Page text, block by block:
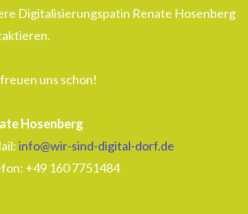
Digitalisierungspatin Renate Hosenberg
uns schon!
Hosenberg
info@wir-sind-digital-dorf.de
‭+49 160 7751484‬